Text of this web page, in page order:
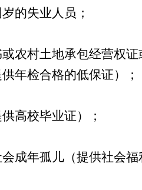
的失业人员；
农村土地承包经营权证
年检合格的低保证）；
高校毕业证）；
成年孤儿（提供社会